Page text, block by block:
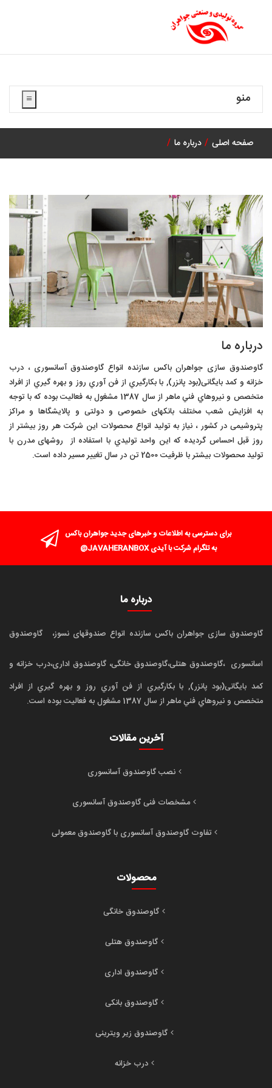
منو
صفحه اصلی درباره ما
درباره ما
گاوصندوق سازی جواهران باکس سازنده انواع گاوصندوق آسانسوری ، درب
خزانه و کمد بایگانی(بود پانزر), با بکارگيري از فن آوري روز و بهره گيري از افراد
متخصص و نيروهاي فني ماهر از سال 1387 مشغول به فعاليت بوده که با توجه
به افزايش شعب مختلف بانکهای خصوصی و دولتی و پالایشگاها و مراکز
پتروشیمی در کشور ، نياز به توليد انواع محصولات اين شرکت هر روز بيشتر از
روز قبل احساس گرديده که اين واحد توليدي با استفاده از روشهای مدرن با
تولید محصولات بیشتر با ظرفیت 2500 تن در سال تغییر مسیر داده است.
برای دسترسی به اطلاعات و خبرهای جدید جواهران باکس
به تلگرام شرکت با آیدی JAVAHERANBOX@
درباره ما
گاوصندوق سازی جواهران باکس سازنده انواع صندوقهای نسوز، گاوصندوق
اسانسوری ،گاوصندوق هتلی،گاوصندوق خانگی، گاوصندوق اداری،درب خزانه و
کمد بایگانی(بود پانزر), با بکارگيري از فن آوري روز و بهره گيري از افراد
متخصص و نيروهاي فني ماهر از سال 1387 مشغول به فعاليت بوده است.
آخرین مقالات
نصب گاوصندوق آسانسوری
مشخصات فنی گاوصندوق آسانسوری
تفاوت گاوصندوق آسانسوری با گاوصندوق معمولی
محصولات
گاوصندوق خانگی
گاوصندوق هتلی
گاوصندوق اداری
گاوصندوق بانکی
گاوصندوق زیر ویترینی
درب خزانه